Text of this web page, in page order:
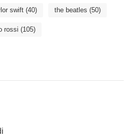
swift(40) the beatles (50)
rossi (105)